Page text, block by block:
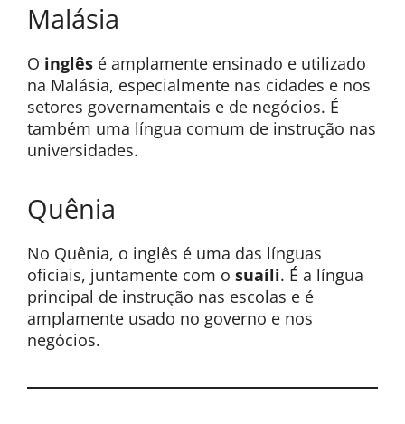
Malásia
O inglês é amplamente ensinado e utilizado
na Malásia, especialmente nas cidades e nos
setores governamentais e de negócios. É
também uma língua comum de instrução nas
universidades.
Quênia
No Quênia, o inglês é uma das línguas
oficiais, juntamente com o suaíli. É a língua
principal de instrução nas escolas e é
amplamente usado no governo e nos
negócios.